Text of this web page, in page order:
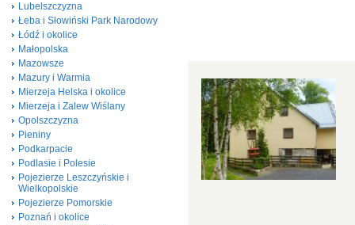
Lubelszczyzna
Łeba i Słowiński Park Narodowy
Łódź i okolice
Małopolska
Mazowsze
Mazury i Warmia
Mierzeja Helska i okolice
Mierzeja i Zalew Wiślany
Opolszczyzna
Pieniny
Podkarpacie
Podlasie i Polesie
Pojezierze Leszczyńskie i
Wielkopolskie
Pojezierze Pomorskie
Poznań i okolice